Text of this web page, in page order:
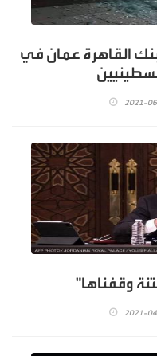
القاهرة عمان في
2021-
وقفناها"
2021-